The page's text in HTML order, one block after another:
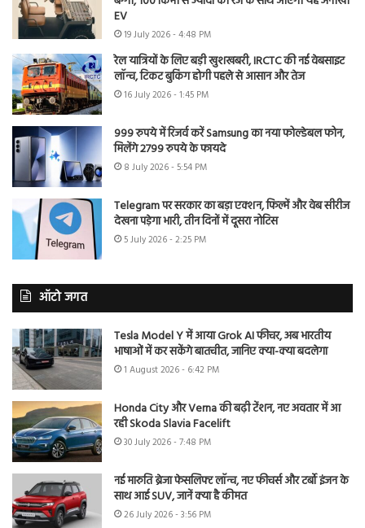
EV
19 July 2026 - 4:48 PM
रेल यात्रियों के लिए बड़ी खुशखबरी, IRCTC की नई वेबसाइट
लॉन्च, टिकट बुकिंग होगी पहले से आसान और तेज
16 July 2026 - 1:45 PM
999 रुपये में रिजर्व करें Samsung का नया फोल्डेबल फोन,
मिलेंगे 2799 रुपये के फायदे
8 July 2026 - 5:54 PM
Telegram पर सरकार का बड़ा एक्शन, फिल्में और वेब सीरीज
देखना पड़ेगा भारी, तीन दिनों में दूसरा नोटिस
5 July 2026 - 2:25 PM
ऑटो जगत
Tesla Model Y में आया Grok AI फीचर, अब भारतीय
भाषाओं में कर सकेंगे बातचीत, जानिए क्या-क्या बदलेगा
1 August 2026 - 6:42 PM
Honda City और Verna की बढ़ी टेंशन, नए अवतार में आ
रही Skoda Slavia Facelift
30 July 2026 - 7:48 PM
नई मारुति ब्रेजा फेसलिफ्ट लॉन्च, नए फीचर्स और टर्बो इंजन के
साथ आई SUV, जानें क्या है कीमत
26 July 2026 - 3:56 PM